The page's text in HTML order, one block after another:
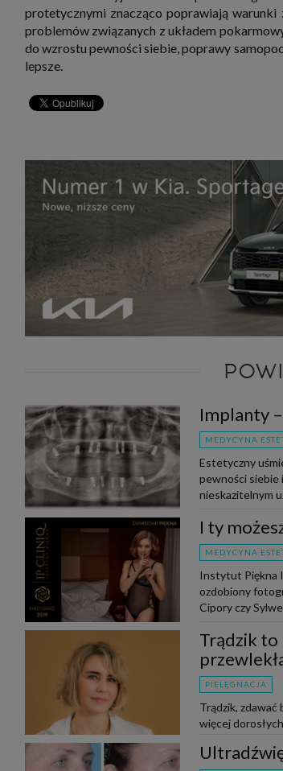
protetycznymi znacząco poprawiają
problemów związanych z układem
do wzrostu pewności siebie, poprawy
lepsze.
Implanty
MEDYCYNA
Estetyczny
pewności siebie
nieskazitelnym
I ty
MEDYCYNA
Instytut Piękna
ozdobiony
Cipory czy
Trądzik to
PIELĘGNACJA
Trądzik, zdawać
więcej